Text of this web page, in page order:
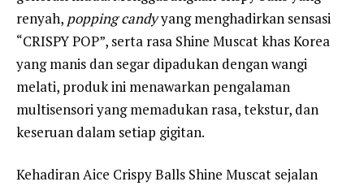
renyah, popping candyyang menghadirkan sensasi
“CRISPY POP”, serta rasa Shine Muscat khas Korea
yang manis dan segar dipadukan dengan wangi
melati, produk ini menawarkan pengalaman
multisensori yang memadukan rasa, tekstur, dan
keseruan dalam setiap gigitan.
Kehadiran Aice Crispy Balls Shine Muscat sejalan